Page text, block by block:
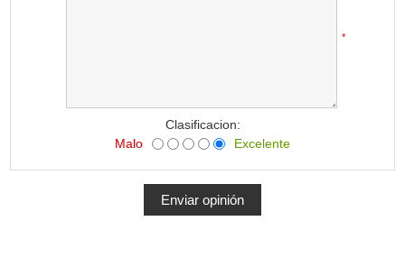
*
Clasificacion:
Malo
Excelente